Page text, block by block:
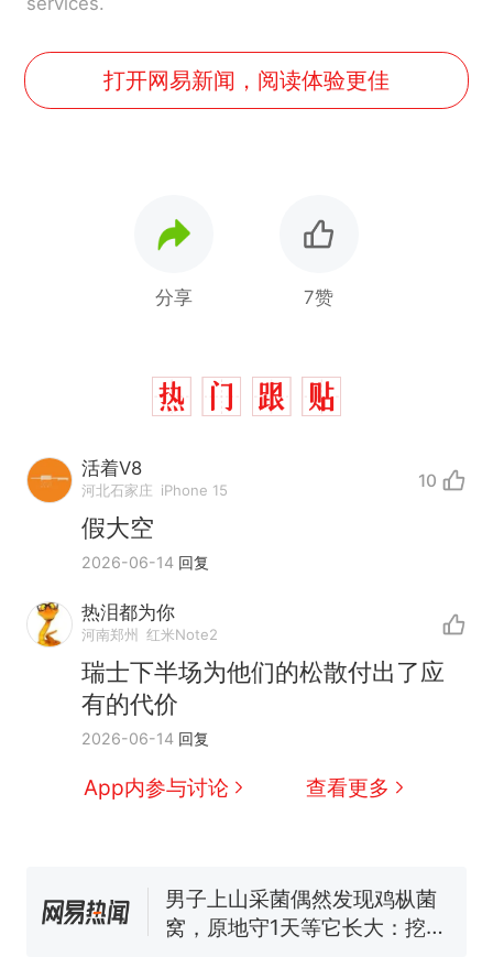
打开网易新闻，阅读体验更佳
分享 7赞
活着V8
河北石家庄 iPhone 15 10
假大空
2026-06-14 回复
热泪都为你
河南郑州 红米Note2
瑞士下半场为他们的松散付出了应
有的代价
2026-06-14 回复
App内参与讨论 查看更多
热 那个在床头放菜刀的女孩，
因老师一句“跟我回家”改写了
人生
新 制裁瓜子饺子，美国怕什
费大厨“全国小炒肉大王”称
窝，原地守1天等它长大：挖了
140多朵
美国渔民钓获鲨鱼徒手将其拽
回大海 目击者直呼震惊 （视频